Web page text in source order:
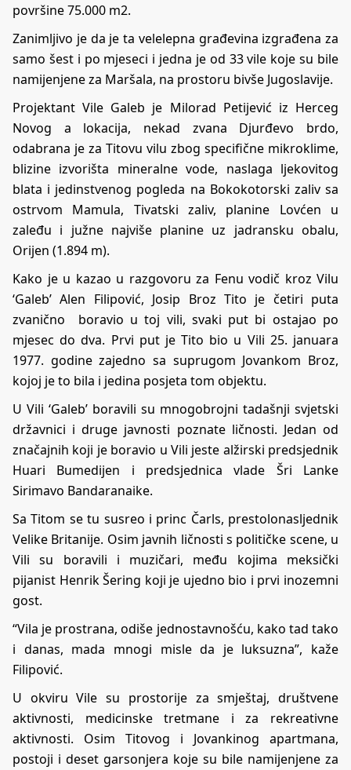
površine 75.000 m2.
Zanimljivo je da je ta velelepna građevina izgrađena za
samo šest i po mjeseci i jedna je od 33 vile koje su bile
namijenjene za Maršala, na prostoru bivše Jugoslavije.
Projektant Vile Galeb je Milorad Petijević iz Herceg
Novog a lokacija, nekad zvana Djurđevo brdo,
odabrana je za Titovu vilu zbog specifične mikroklime,
blizine izvorišta mineralne vode, naslaga ljekovitog
blata i jedinstvenog pogleda na Bokokotorski zaliv sa
ostrvom Mamula, Tivatski zaliv, planine Lovćen u
zaleđu i južne najviše planine uz jadransku obalu,
Orijen (1.894 m).
Kako je u kazao u razgovoru za Fenu vodič kroz Vilu
‘Galeb’ Alen Filipović, Josip Broz Tito je četiri puta
zvanično boravio u toj vili, svaki put bi ostajao po
mjesec do dva. Prvi put je Tito bio u Vili 25. januara
1977. godine zajedno sa suprugom Jovankom Broz,
kojoj je to bila i jedina posjeta tom objektu.
U Vili ‘Galeb’ boravili su mnogobrojni tadašnji svjetski
državnici i druge javnosti poznate ličnosti. Jedan od
značajnih koji je boravio u Vili jeste alžirski predsjednik
Huari Bumedijen i predsjednica vlade Šri Lanke
Sirimavo Bandaranaike.
Sa Titom se tu susreo i princ Čarls, prestolonasljednik
Velike Britanije. Osim javnih ličnosti s političke scene, u
Vili su boravili i muzičari, među kojima meksički
pijanist Henrik Šering koji je ujedno bio i prvi inozemni
gost.
“Vila je prostrana, odiše jednostavnošću, kako tad tako
i danas, mada mnogi misle da je luksuzna”, kaže
Filipović.
U okviru Vile su prostorije za smještaj, društvene
aktivnosti, medicinske tretmane i za rekreativne
aktivnosti. Osim Titovog i Jovankinog apartmana,
postoji i deset garsonjera koje su bile namijenjene za